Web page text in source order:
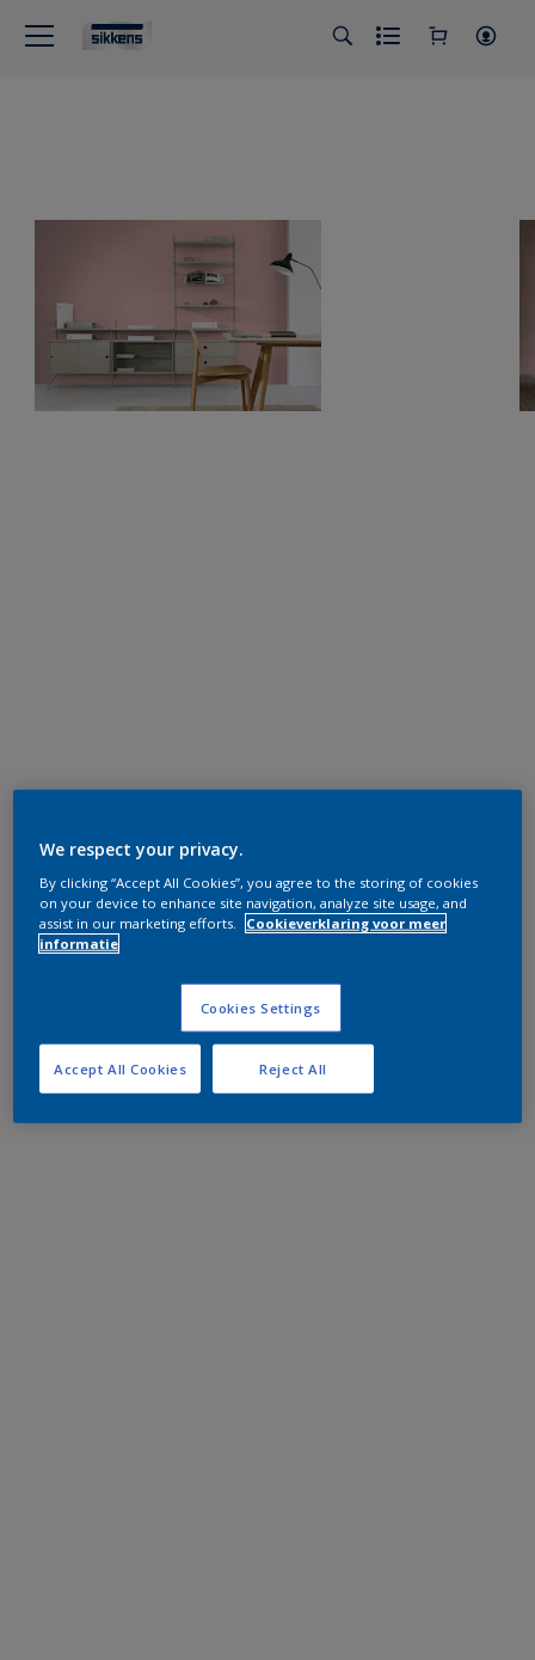
We respect your privacy.
By clicking “Accept All Cookies”, you agree to the storing of cookies
on your device to enhance site navigation, analyze site usage, and
assist in our marketing efforts.
Cookieverklaring voor meer
informatie
Cookies Settings
Reject All
Accept All Cookies